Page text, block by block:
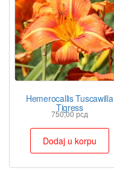
Hemerocallis Tuscawilla
Tigress
750,00рсд
Dodaj u korpu